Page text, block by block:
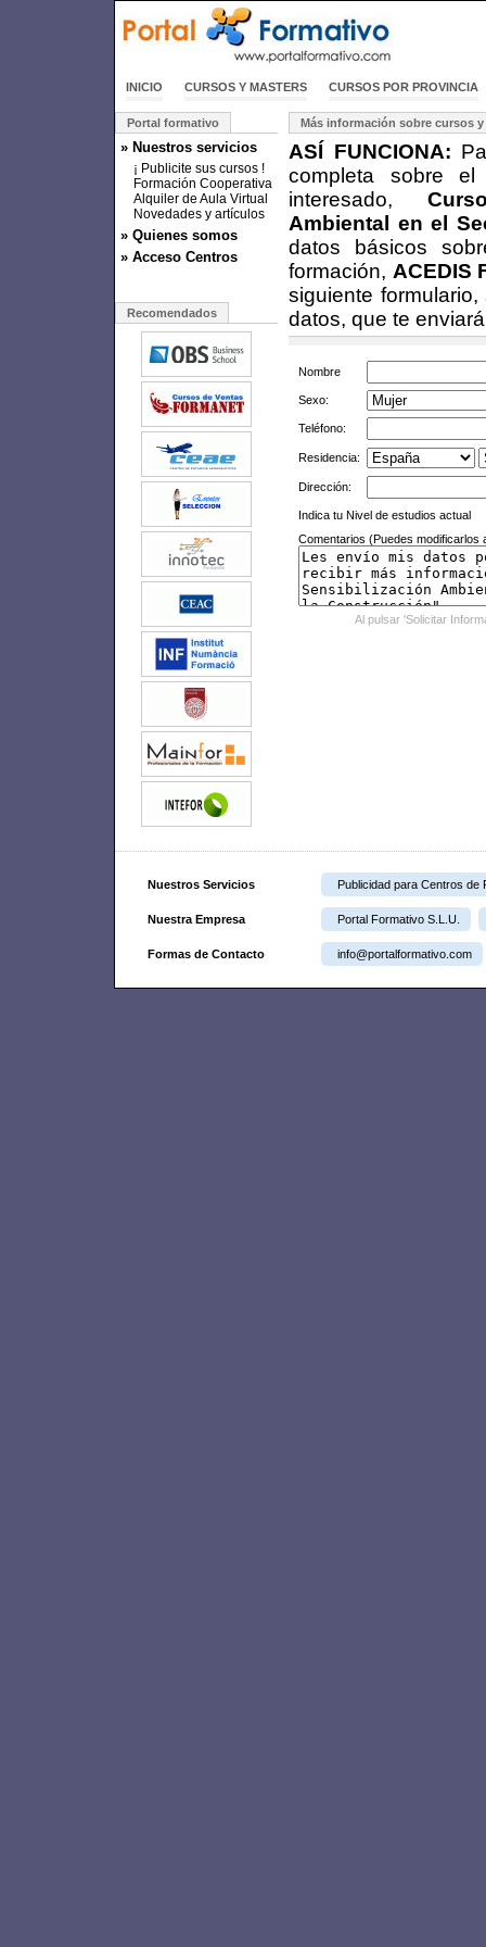
INICIO CURSOS Y MASTERS CURSOS POR PROVINCIA
Portal formativo
» Nuestros servicios
¡ Publicite sus cursos !
Formación Cooperativa
Alquiler de Aula Virtual
Novedades y artículos
» Quienes somos
» Acceso Centros
Recomendados
Más información sobre cursos y
ASÍ FUNCIONA:
completa sobre
interesado,
Ambiental en el
datos básicos
formación, ACEDIS
siguiente
datos, que te
Nombre
Sexo:
Teléfono:
Residencia:
Dirección:
Indica tu Nivel de estudios actual
Comentarios (Puedes modificarlos
Al pulsar 'Solicitar
Nuestros Servicios Publicidad para Centros de
Nuestra Empresa Portal Formativo S.L.U.
Formas de Contacto info@portalformativo.com